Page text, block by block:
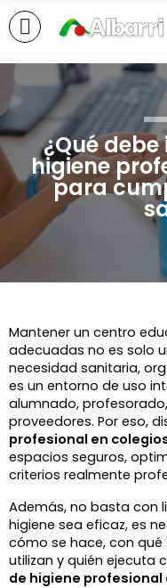
¿Qué
higiene
para
Mantener un centro
adecuadas no es solo
necesidad sanitaria,
es un entorno de uso
alumnado,
proveedores. Por eso,
profesional en
espacios seguros,
criterios realmente
Además, no basta con
higiene sea eficaz, es
cómo se hace, con
utilizan y quién ejecuta
de higiene profesional